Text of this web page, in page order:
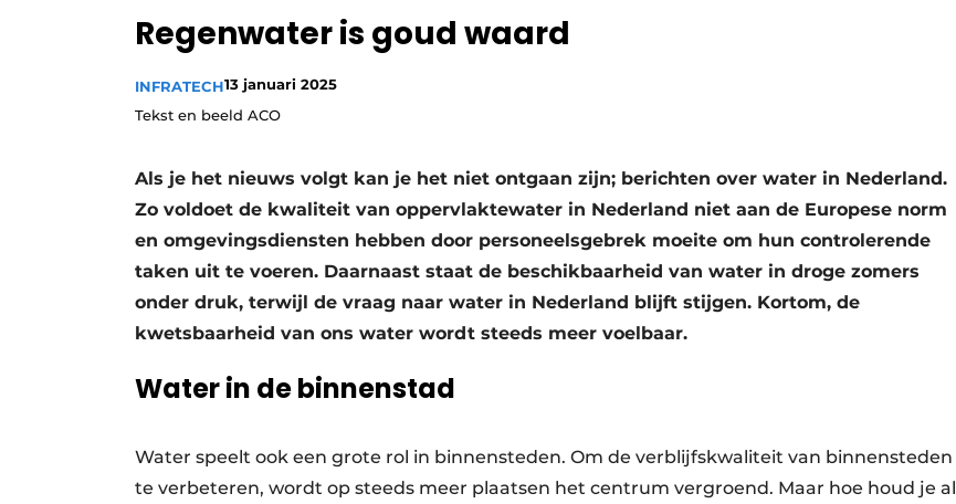
Regenwater is goud waard
INFRATECH13 januari 2025
Tekst en beeld ACO
Als je het nieuws volgt kan je het niet ontgaan zijn; berichten over water in Nederland.
Zo voldoet de kwaliteit van oppervlaktewater in Nederland niet aan de Europese norm
en omgevingsdiensten hebben door personeelsgebrek moeite om hun controlerende
taken uit te voeren. Daarnaast staat de beschikbaarheid van water in droge zomers
onder druk, terwijl de vraag naar water in Nederland blijft stijgen. Kortom, de
kwetsbaarheid van ons water wordt steeds meer voelbaar.
Water in de binnenstad
Water speelt ook een grote rol in binnensteden. Om de verblijfskwaliteit van binnensteden
te verbeteren, wordt op steeds meer plaatsen het centrum vergroend. Maar hoe houd je al